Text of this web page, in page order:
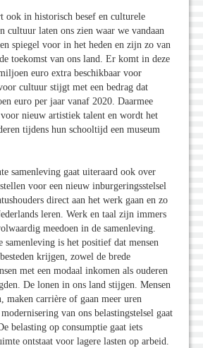
ook in historisch besef en culturele
cultuur laten ons zien waar we vandaan
spiegel voor in het heden en zijn zo van
toekomst van ons land. Er komt in deze
euro extra beschikbaar voor
cultuur stijgt met een bedrag dat
euro per jaar vanaf 2020. Daarmee
nieuw artistiek talent en wordt het
tijdens hun schooltijd een museum
samenleving gaat uiteraard ook over
voor een nieuw inburgeringsstelsel
direct aan het werk gaan en zo
leren. Werk en taal zijn immers
meedoen in de samenleving.
samenleving is het positief dat mensen
krijgen, zowel de brede
met een modaal inkomen als ouderen
De lonen in ons land stijgen. Mensen
maken carrière of gaan meer uren
van ons belastingstelsel gaat
belasting op consumptie gaat iets
ontstaat voor lagere lasten op arbeid.